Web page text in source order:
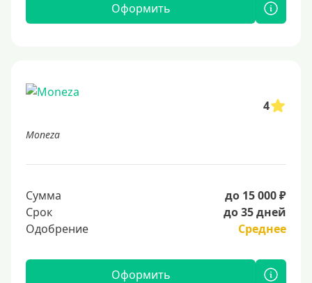
Оформить
4
Moneza
Сумма
до 15 000 ₽
Срок
до 35 дней
Одобрение
Среднее
Оформить